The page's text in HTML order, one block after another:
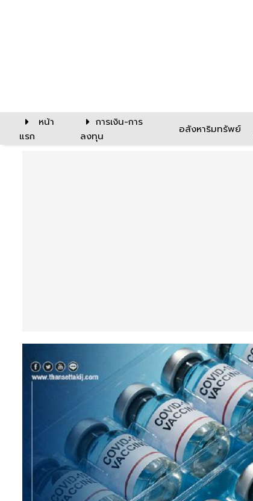
หน้า
แรก
การเงิน-การ
ลงทุน
อสังหาริมทรัพย์